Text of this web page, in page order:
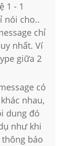
1 - 1
nói cho..
chỉ
nhất. Ví
giữa 2
có
nhau,
dung đó
như khi
báo